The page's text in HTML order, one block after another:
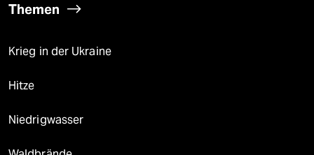
Themen
Krieg in der Ukraine
Hitze
Niedrigwasser